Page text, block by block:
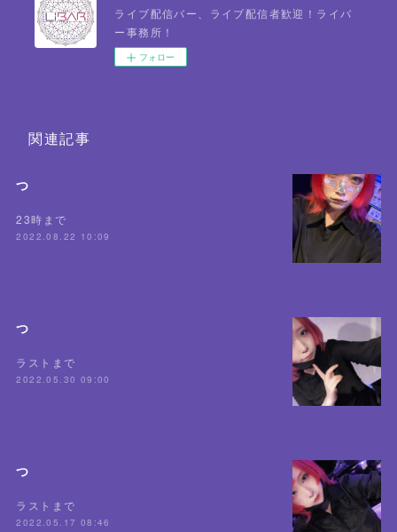
ライブ配信バー、ライブ配信者歓迎！ライバ
ー事務所！
フォロー
関連記事
つ
23時まで
2022.08.22 10:09
つ
ラストまで
2022.05.30 09:00
つ
ラストまで
2022.05.17 08:46